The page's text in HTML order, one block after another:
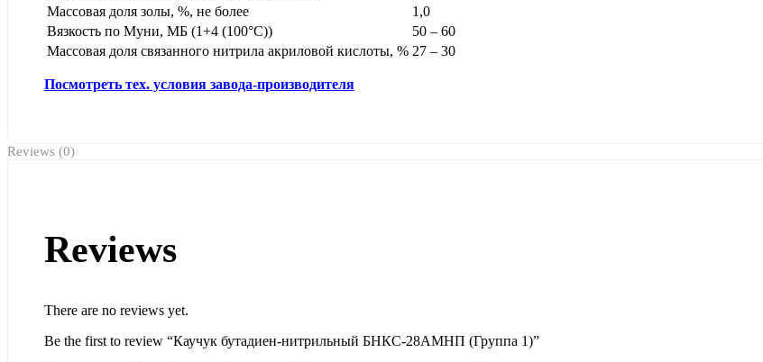
Массовая доля золы, %, не более
1,0
Вязкость по Муни, МБ (1+4 (100°С))
50 – 60
Массовая доля связанного нитрила акриловой кислоты, % 27 – 30
Посмотреть тех. условия завода-производителя
Reviews (0)
Reviews
There are no reviews yet.
Be the first to review “Каучук бутадиен-нитрильный БНКС-28АМНП (Группа 1)”